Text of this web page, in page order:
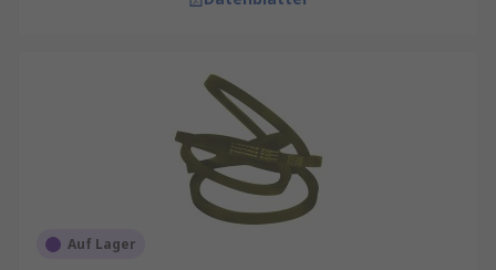
Auf Lager